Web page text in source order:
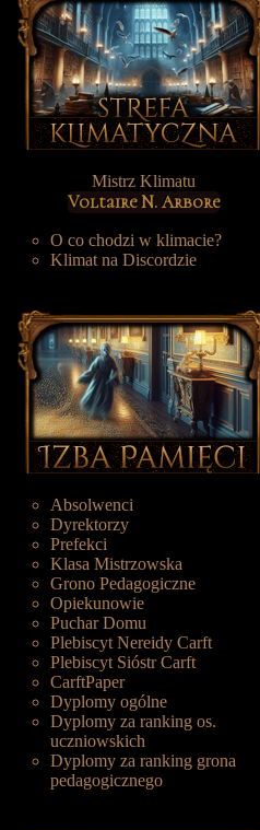
Mistrz Klimatu
Voltaire N. Arbore
O co chodzi w klimacie?
Klimat na Discordzie
Absolwenci
Dyrektorzy
Prefekci
Klasa Mistrzowska
Grono Pedagogiczne
Opiekunowie
Puchar Domu
Plebiscyt Nereidy Carft
Plebiscyt Sióstr Carft
CarftPaper
Dyplomy ogólne
Dyplomy za ranking os.
uczniowskich
Dyplomy za ranking grona
pedagogicznego